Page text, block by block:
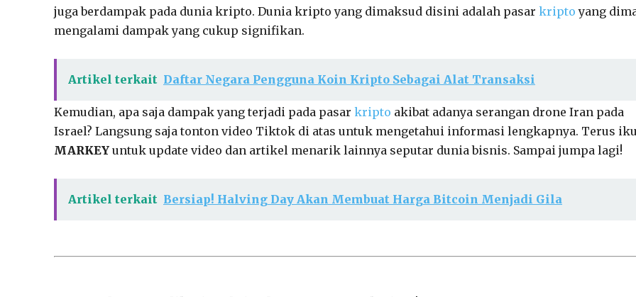
juga berdampak pada dunia kripto. Dunia kripto yang dimaksud disini adalah pasar kripto yang
mengalami dampak yang cukup signifikan.
Artikel terkait Daftar Negara Pengguna Koin Kripto Sebagai Alat Transaksi
Kemudian, apa saja dampak yang terjadi pada pasar kripto akibat adanya serangan drone Iran pada
Israel? Langsung saja tonton video Tiktok di atas untuk mengetahui informasi lengkapnya. Terus
MARKEY untuk update video dan artikel menarik lainnya seputar dunia bisnis. Sampai jumpa lagi!
Artikel terkait Bersiap! Halving Day Akan Membuat Harga Bitcoin Menjadi Gila